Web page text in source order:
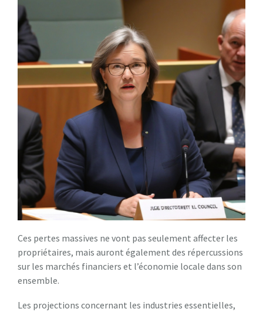
Ces pertes massives ne vont pas seulement affecter les
propriétaires, mais auront également des répercussions
sur les marchés financiers et l’économie locale dans son
ensemble.
Les projections concernant les industries essentielles,